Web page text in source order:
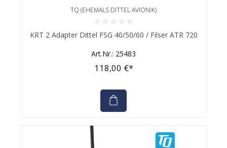
TQ (EHEMALS DITTEL AVIONIK)
Durchschnittliche Bewertung von 0 von 5 Sternen
KRT 2 Adapter Dittel FSG 40/50/60 / Filser ATR 720
Art.Nr.: 25483
118,00 €*